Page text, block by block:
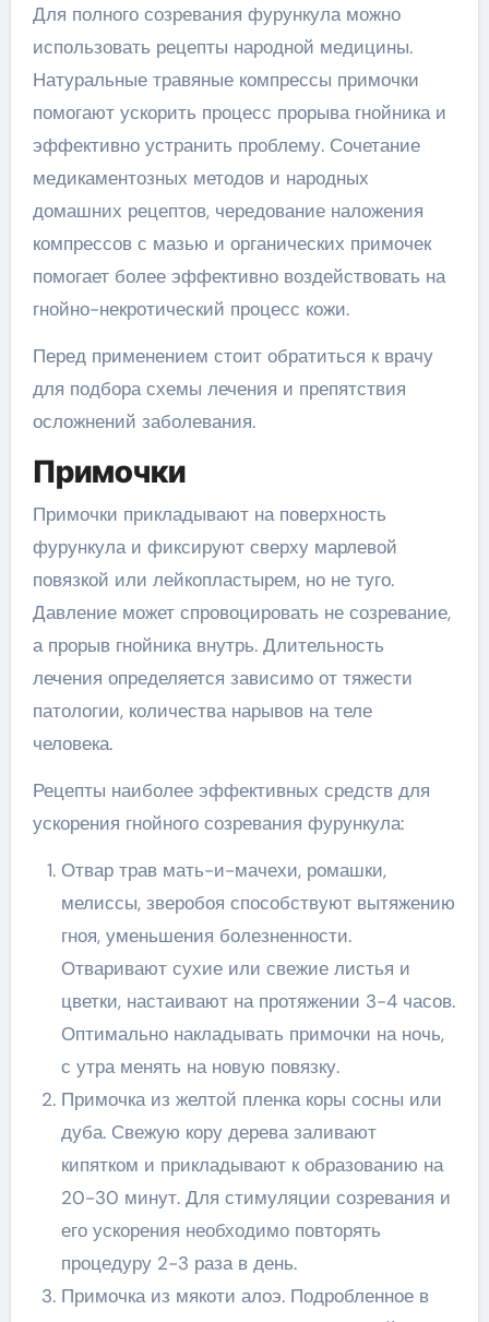
Для полного созревания фурункула можно
использовать рецепты народной медицины.
Натуральные травяные компрессы примочки
помогают ускорить процесс прорыва гнойника и
эффективно устранить проблему. Сочетание
медикаментозных методов и народных
домашних рецептов, чередование наложения
компрессов с мазью и органических примочек
помогает более эффективно воздействовать на
гнойно-некротический процесс кожи.
Перед применением стоит обратиться к врачу
для подбора схемы лечения и препятствия
осложнений заболевания.
Примочки
Примочки прикладывают на поверхность
фурункула и фиксируют сверху марлевой
повязкой или лейкопластырем, но не туго.
Давление может спровоцировать не созревание,
а прорыв гнойника внутрь. Длительность
лечения определяется зависимо от тяжести
патологии, количества нарывов на теле
человека.
Рецепты наиболее эффективных средств для
ускорения гнойного созревания фурункула:
Отвар трав мать-и-мачехи, ромашки,
мелиссы, зверобоя способствуют вытяжению
гноя, уменьшения болезненности.
Отваривают сухие или свежие листья и
цветки, настаивают на протяжении 3-4 часов.
Оптимально накладывать примочки на ночь,
с утра менять на новую повязку.
Примочка из желтой пленка коры сосны или
дуба. Свежую кору дерева заливают
кипятком и прикладывают к образованию на
20-30 минут. Для стимуляции созревания и
его ускорения необходимо повторять
процедуру 2-3 раза в день.
Примочка из мякоти алоэ. Подробленное в